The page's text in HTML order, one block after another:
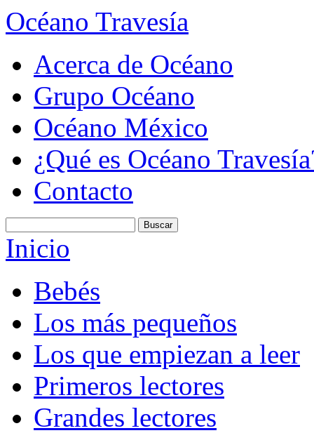
Océano Travesía
Acerca de Océano
Grupo Océano
Océano México
¿Qué es Océano
Contacto
Inicio
Bebés
Los más pequeños
Los que empiezan a leer
Primeros lectores
Grandes lectores